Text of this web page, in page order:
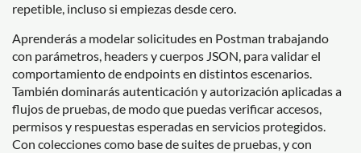
repetible, incluso si empiezas desde cero.
Aprenderás a modelar solicitudes en Postman trabajando
con parámetros, headers y cuerpos JSON, para validar el
comportamiento de endpoints en distintos escenarios.
También dominarás autenticación y autorización aplicadas a
flujos de pruebas, de modo que puedas verificar accesos,
permisos y respuestas esperadas en servicios protegidos.
Con colecciones como base de suites de pruebas, y con